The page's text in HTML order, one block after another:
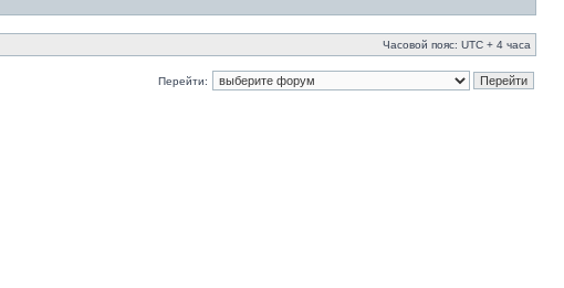
Часовой пояс: UTC + 4 часа
Перейти: